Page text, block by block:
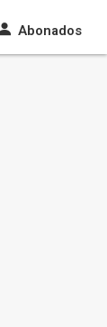
Abonados